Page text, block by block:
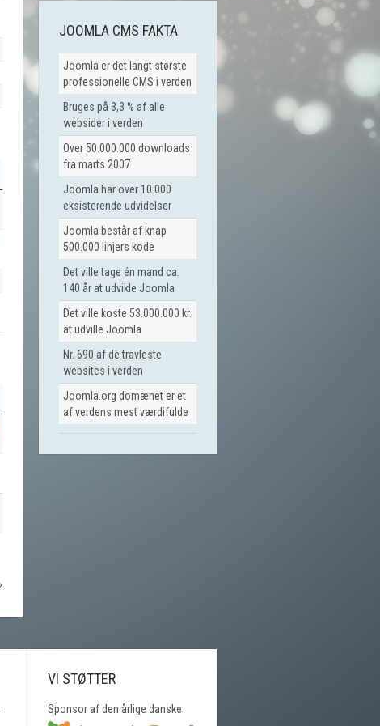
JOOMLA CMS FAKTA
Joomla er det langt største
professionelle CMS i verden
Bruges på 3,3 % af alle
websider i verden
Over 50.000.000 downloads
fra marts 2007
Joomla har over 10.000
eksisterende udvidelser
Joomla består af knap
500.000 linjers kode
Det ville tage én mand ca.
140 år at udvikle Joomla
Det ville koste 53.000.000 kr.
at udville Joomla
Nr. 690 af de travleste
websites i verden
Joomla.org domænet er et
af verdens mest værdifulde
VI STØTTER
Sponsor af den årlige danske